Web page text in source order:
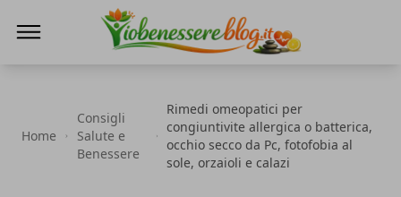
Home
Consigli
Salute e
Benessere
Rimedi omeopatici per
congiuntivite allergica o batterica,
occhio secco da Pc, fotofobia al
sole, orzaioli e calazi